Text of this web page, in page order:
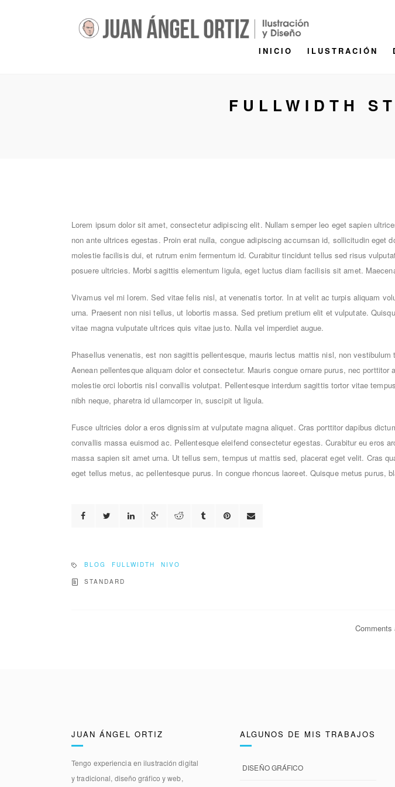
INICIO ILUSTRACIÓN
FULLWIDTH
Lorem ipsum dolor sit amet, consectetur adipiscing elit. Nullam semper leo eget sapien
non ante ultrices egestas. Proin erat nulla, congue adipiscing accumsan id, sollicitudin
molestie facilisis dui, et rutrum enim fermentum id. Curabitur tincidunt tellus sed risus
posuere ultricies. Morbi sagittis elementum ligula, eget luctus diam facilisis sit amet.
Vivamus vel mi lorem. Sed vitae felis nisl, at venenatis tortor. In at velit ac turpis aliquam
urna. Praesent non nisi tellus, ut lobortis massa. Sed pretium pretium elit et vulputate.
vitae magna vulputate ultrices quis vitae justo. Nulla vel imperdiet augue.
Phasellus venenatis, est non sagittis pellentesque, mauris lectus mattis nisl, non
Aenean pellentesque aliquam dolor et consectetur. Mauris congue ornare purus, nec
molestie orci lobortis nisl convallis volutpat. Pellentesque interdum sagittis tortor vitae
nibh neque, pharetra id ullamcorper in, suscipit ut ligula.
Fusce ultricies dolor a eros dignissim at vulputate magna aliquet. Cras porttitor dapibus
convallis massa euismod ac. Pellentesque eleifend consectetur egestas. Curabitur eu eros
massa sapien sit amet urna. Ut tellus sem, tempus ut mattis sed, placerat eget velit. Cras
eget tellus metus, ac pellentesque purus. In congue rhoncus laoreet. Quisque metus purus,
BLOG FULLWIDTH NIVO
STANDARD
Comments
JUAN ÁNGEL ORTIZ
Tengo experiencia enilustración digital
y tradicional, diseño gráfico y web,
ALGUNOS DE MIS TRABAJOS
DISEÑO GRÁFICO